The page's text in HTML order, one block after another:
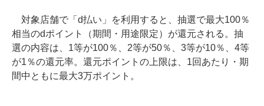
対象店舗で「d払い」を利用すると、抽選で最大100％
相当のdポイント（期間・用途限定）が還元される。抽
選の内容は、1等が100％、2等が50％、3等が10％、4等
が1％の還元率。還元ポイントの上限は、1回あたり・期
間中ともに最大3万ポイント。